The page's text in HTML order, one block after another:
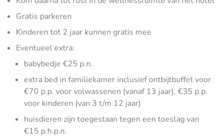
Gratis parkeren
Kinderen tot 2 jaar kunnen gratis mee
Eventueel extra:
babybedje €25 p.n.
extra bed in familiekamer inclusief ontbijtbuffet voor
€70 p.p. voor volwassenen (vanaf 13 jaar), €35 p.p.
voor kinderen (van 3 t/m 12 jaar)
huisdieren zijn toegestaan tegen een toeslag van
€15 p.h.p.n.